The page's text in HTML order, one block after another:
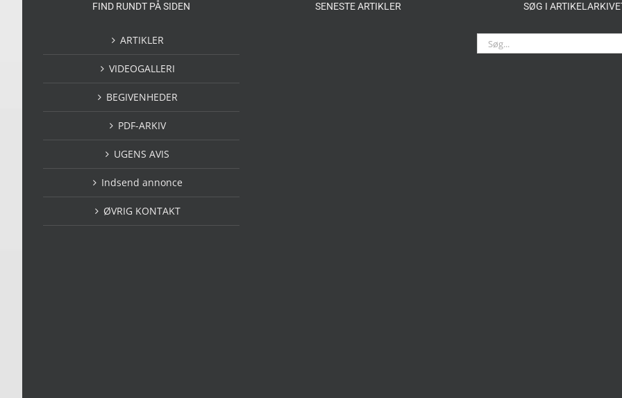
FIND RUNDT PÅ SIDEN
ARTIKLER
VIDEOGALLERI
BEGIVENHEDER
PDF-ARKIV
UGENS AVIS
Indsend annonce
ØVRIG KONTAKT
SENESTE ARTIKLER SØG I
Søg
efter: